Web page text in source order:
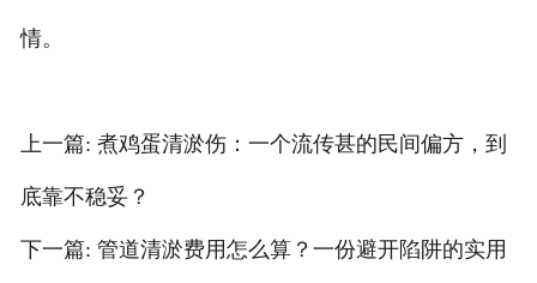
情。
上一篇: 煮鸡蛋清淤伤：一个流传甚的民间偏方，到
底靠不稳妥？
下一篇: 管道清淤费用怎么算？一份避开陷阱的实用